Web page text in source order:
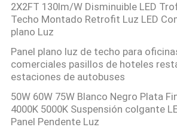
2X2FT 130lm/W Disminuible LED
Techo Montado Retrofit Luz LED
plano Luz
Panel plano luz de techo para
comerciales pasillos de hoteles
estaciones de autobuses
50W 60W 75W Blanco Negro Plata
4000K 5000K Suspensión colgante
Panel Pendente Luz